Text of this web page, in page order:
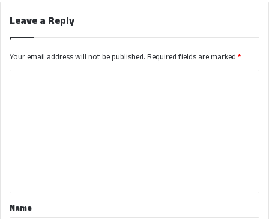
Leave a Reply
Your email address will not be published. Required fields are marked *
*Name